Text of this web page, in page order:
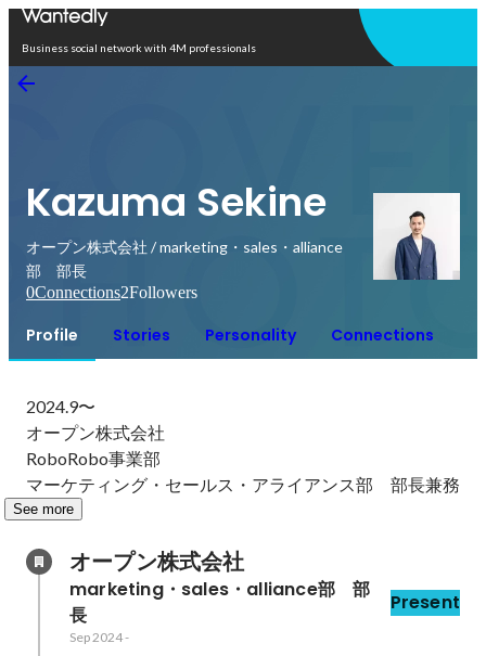
Business social network with 4M professionals
Kazuma Sekine
オープン株式会社 / marketing・sales・alliance
部 部長
0Connections2Followers
Profile Stories Personality Connections
2024.9〜
オープン株式会社
RoboRobo事業部
マーケティング・セールス・アライアンス部　部長兼務
See more
オープン株式会社
marketing・sales・alliance部　部
長
Present
Sep 2024-